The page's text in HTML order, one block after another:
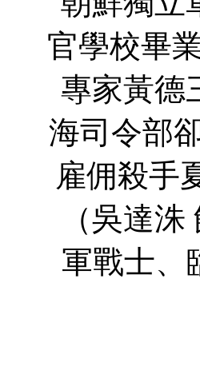
官學校畢
專家黃德
海司令部
雇佣殺手
（吳達
軍戰士、